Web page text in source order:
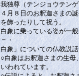
我独尊（テンジョウテン
４月８日のお釈迦さまの
を飾ったりして祝う。
白象に乗っている姿が一般
＝・
白象」についての仏教説
○白象はお釈迦さまの生母
いわれています。